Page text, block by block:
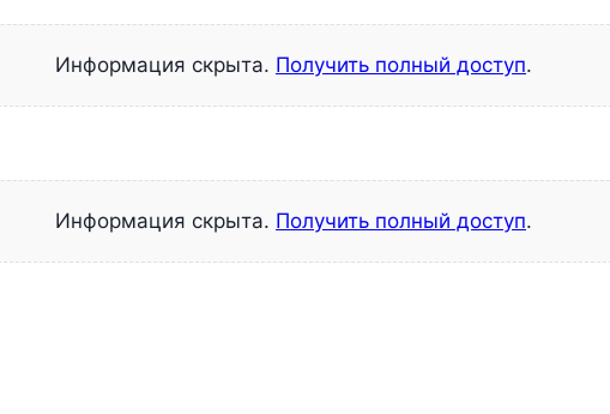
Информация скрыта. Получить полный доступ.
Информация скрыта. Получить полный доступ.